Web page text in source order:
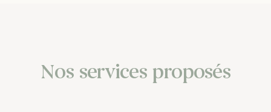
Nos services proposés